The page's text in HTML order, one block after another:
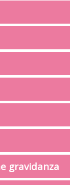
gravidanza